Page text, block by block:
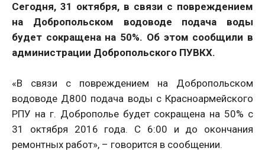
Сегодня, 31 октября, в связи с повреждением
на Добропольском водоводе подача воды
будет сокращена на 50%. Об этом сообщили в
администрации Добропольского ПУВКХ.
«В связи с повреждением на Добропольском
водоводе Д800 подача воды с Красноармейского
РПУ на г. Доброполье будет сокращена на 50% с
31 октября 2016 года. С 6:00 и до окончания
ремонтных работ», – говорится в сообщении.